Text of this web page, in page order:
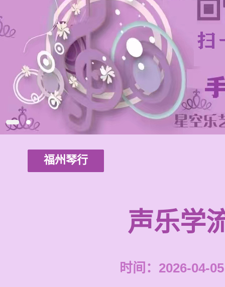
福州琴行
声乐学
时间：2026-04-